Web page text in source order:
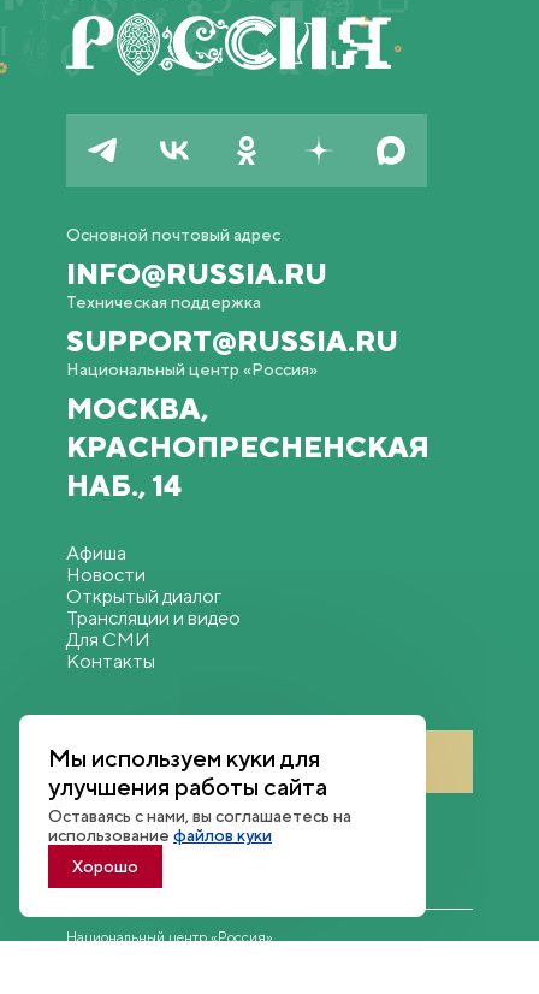
Основной почтовый адрес
INFO@RUSSIA.RU
Техническая поддержка
SUPPORT@RUSSIA.RU
Национальный центр «Россия»
МОСКВА,
КРАСНОПРЕСНЕНСКАЯ
НАБ., 14
Афиша
Новости
Открытый диалог
Трансляции и видео
Для СМИ
Контакты
Войти в личный кабинет
Национальный центр «Россия»
Мы используем куки для
улучшения работы сайта
Оставаясь с нами, вы соглашаетесь на
использованиефайлов куки
Хорошо